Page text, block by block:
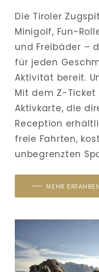
Die Tiroler
Minigolf, Fun-
und Freibäder –
für jeden
Aktivität bereit.
Mit dem Z-
Aktivkarte, die
Reception
freie Fahrten,
unbegrenzten
MEHR